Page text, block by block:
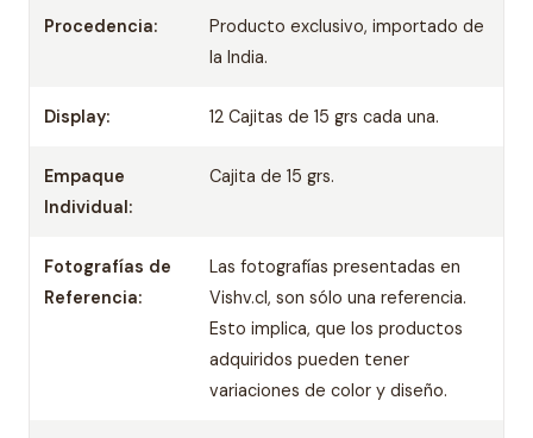
Procedencia:
Producto exclusivo, importado de
la India.
Display: 12 Cajitas de 15 grs cada una.
Empaque
Individual:
Cajita de 15 grs.
Fotografías de
Referencia:
Las fotografías presentadas en
Vishv.cl, son sólo una referencia.
Esto implica, que los productos
adquiridos pueden tener
variaciones de color y diseño.